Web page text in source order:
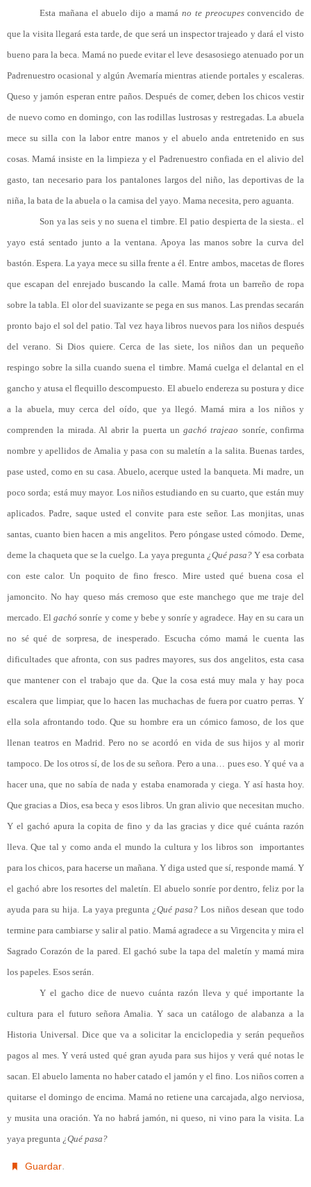
Esta mañana el abuelo dijo a mamáno te preocupesconvencido de
que la visita llegará esta tarde, de que será un inspector trajeado y dará el visto
bueno para la beca. Mamá no puede evitar el leve desasosiego atenuado por un
Padrenuestro ocasional y algún Avemaría mientras atiende portales y escaleras.
Queso y jamón esperan entre paños. Después de comer, deben los chicos vestir
de nuevo como en domingo, con las rodillas lustrosas y restregadas. La abuela
mece su silla con la labor entre manos y el abuelo anda entretenido en sus
cosas. Mamá insiste en la limpieza y el Padrenuestro confiada en el alivio del
gasto, tan necesario para los pantalones largos del niño, las deportivas de la
niña, la bata de la abuela o la camisa del yayo. Mama necesita, pero aguanta.
Son ya las seis y no suena el timbre. El patio despierta de la siesta.. el
yayo está sentado junto a la ventana. Apoya las manos sobre la curva del
bastón. Espera. La yaya mece su silla frente a él. Entre ambos, macetas de flores
que escapan del enrejado buscando la calle. Mamá frota un barreño de ropa
sobre la tabla. El olor del suavizante se pega en sus manos. Las prendas secarán
pronto bajo el sol del patio. Tal vez haya libros nuevos para los niños después
del verano. Si Dios quiere. Cerca de las siete, los niños dan un pequeño
respingo sobre la silla cuando suena el timbre. Mamá cuelga el delantal en el
gancho y atusa el flequillo descompuesto. El abuelo endereza su postura y dice
a la abuela, muy cerca del oído, que ya llegó. Mamá mira a los niños y
comprenden la mirada. Al abrir la puerta ungachó trajeao sonríe, confirma
nombre y apellidos de Amalia y pasa con su maletín a la salita. Buenas tardes,
pase usted, como en su casa. Abuelo, acerque usted la banqueta. Mi madre, un
poco sorda; está muy mayor. Los niños estudiando en su cuarto, que están muy
aplicados. Padre, saque usted el convite para este señor. Las monjitas, unas
santas, cuanto bien hacen a mis angelitos. Pero póngase usted cómodo. Deme,
deme la chaqueta que se la cuelgo. La yaya pregunta ¿Qué pasa?Y esa corbata
con este calor. Un poquito de fino fresco. Mire usted qué buena cosa el
jamoncito. No hay queso más cremoso que este manchego que me traje del
mercado. Elgachó sonríe y come y bebe y sonríe y agradece. Hay en su cara un
no sé qué de sorpresa, de inesperado. Escucha cómo mamá le cuenta las
dificultades que afronta, con sus padres mayores, sus dos angelitos, esta casa
que mantener con el trabajo que da. Que la cosa está muy mala y hay poca
escalera que limpiar, que lo hacen las muchachas de fuera por cuatro perras. Y
ella sola afrontando todo. Que su hombre era un cómico famoso, de los que
llenan teatros en Madrid. Pero no se acordó en vida de sus hijos y al morir
tampoco. De los otros sí, de los de su señora. Pero a una… pues eso. Y qué va a
hacer una, que no sabía de nada y estaba enamorada y ciega. Y así hasta hoy.
Que gracias a Dios, esa beca y esos libros. Un gran alivio que necesitan mucho.
Y el gachó apura la copita de fino y da las gracias y dice qué cuánta razón
lleva. Que tal y como anda el mundo la cultura y los libros son
importantes
para los chicos, para hacerse un mañana. Y diga usted que sí, responde mamá. Y
el gachó abre los resortes del maletín. El abuelo sonríe por dentro, feliz por la
ayuda para su hija. La yaya pregunta ¿Qué pasa? Los niños desean que todo
termine para cambiarse y salir al patio. Mamá agradece a su Virgencita y mira el
Sagrado Corazón de la pared. El gachó sube la tapa del maletín y mamá mira
los papeles. Esos serán.
Y el gacho dice de nuevo cuánta razón lleva y qué importante la
cultura para el futuro señora Amalia. Y saca un catálogo de alabanza a la
Historia Universal. Dice que va a solicitar la enciclopedia y serán pequeños
pagos al mes. Y verá usted qué gran ayuda para sus hijos y verá qué notas le
sacan. El abuelo lamenta no haber catado el jamón y el fino. Los niños corren a
quitarse el domingo de encima. Mamá no retiene una carcajada, algo nerviosa,
y musita una oración. Ya no habrá jamón, ni queso, ni vino para la visita. La
yaya pregunta ¿Qué pasa?
Guardar.